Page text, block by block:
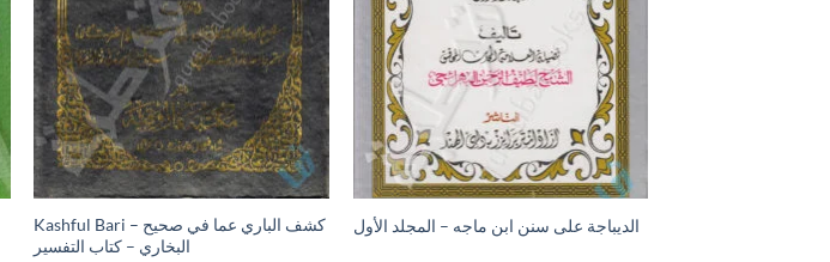
Kashful Bari – كشف الباري عما في صحيح
البخاري – كتاب التفسير
الديباجة على سنن ابن ماجه – المجلد الأول